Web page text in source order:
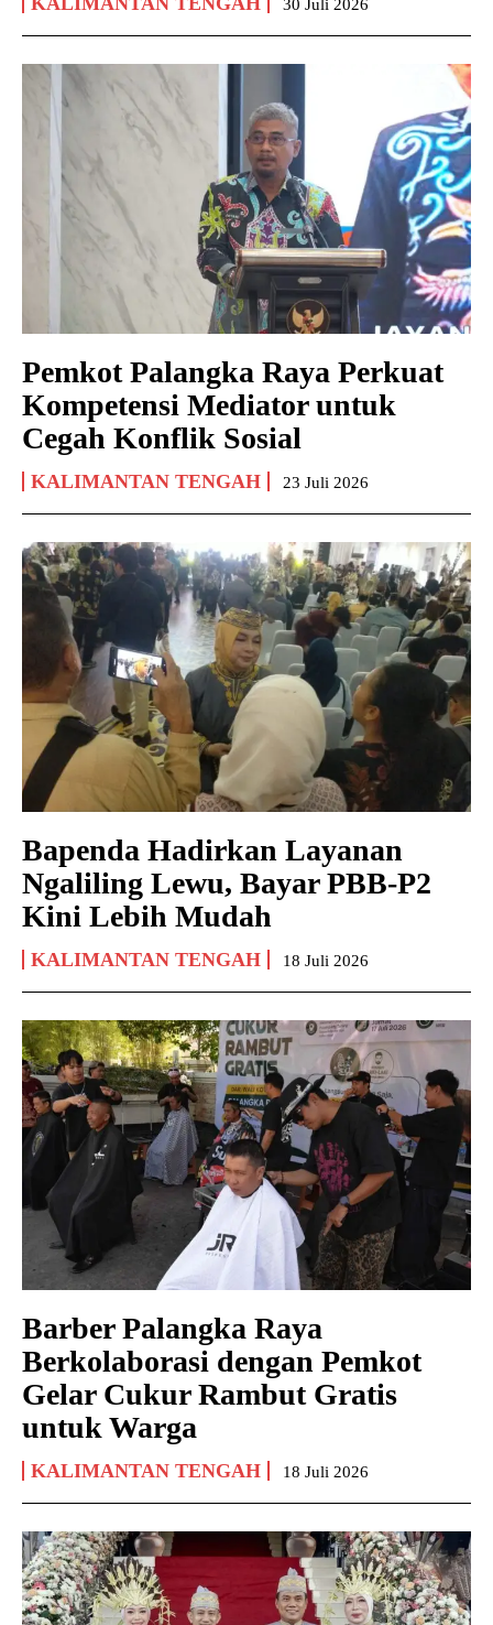
30 Juli 2026
Pemkot Palangka Raya Perkuat
Kompetensi Mediator untuk
Cegah Konflik Sosial
KALIMANTAN TENGAH 23 Juli 2026
Bapenda Hadirkan Layanan
Ngaliling Lewu, Bayar PBB-P2
Kini Lebih Mudah
KALIMANTAN TENGAH 18 Juli 2026
Barber Palangka Raya
Berkolaborasi dengan Pemkot
Gelar Cukur Rambut Gratis
untuk Warga
KALIMANTAN TENGAH 18 Juli 2026